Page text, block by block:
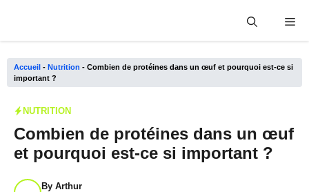
Accueil - Nutrition - Combien de protéines dans un œuf et pourquoi est-ce si
important ?
NUTRITION
Combien de protéines dans un œuf
et pourquoi est-ce si important ?
By Arthur